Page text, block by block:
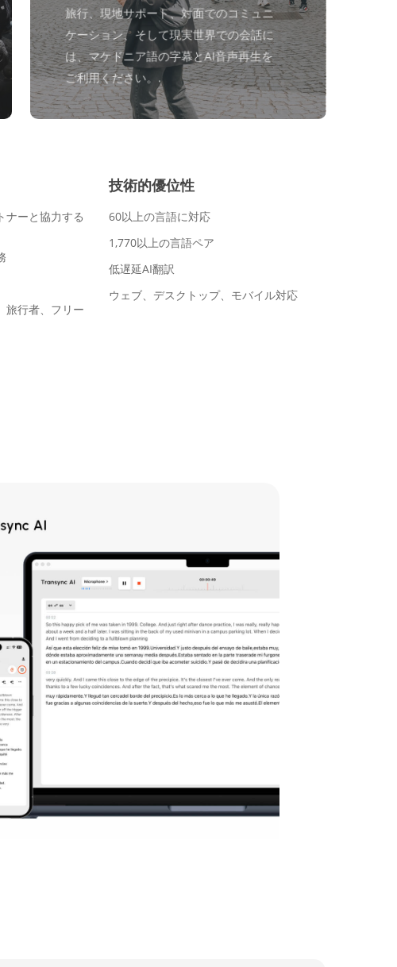
旅行、現地サポート、対面でのコミュニ
ケーション、そして現実世界での会話に
は、マケドニア語の字幕とAI音声再生を
ご利用ください。.
ナーと協力する
旅行者、フリー
技術的優位性
60以上の言語に対応
1,770以上の言語ペア
低遅延AI翻訳
ウェブ、デスクトップ、モバイル対応